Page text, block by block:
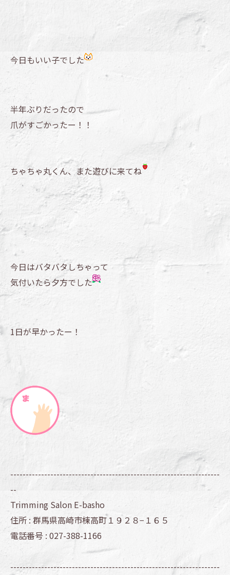
今日もいい子でした
半年ぶりだったので
爪がすごかったー！！
ちゃちゃ丸くん、また遊びに来てね
今日はバタバタしちゃって
気付いたら夕方でした
1日が早かったー！
--------------------------------------------------------------------
--
Trimming Salon E-basho
住所 : 群馬県高崎市棟高町１９２８−１６５
電話番号 : 027-388-1166
--------------------------------------------------------------------